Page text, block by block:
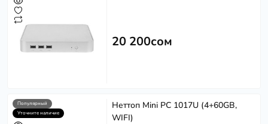
20 200сом
Популярный
Уточните наличие
Неттоп Mini PC 1017U (4+60GB,
WIFI)